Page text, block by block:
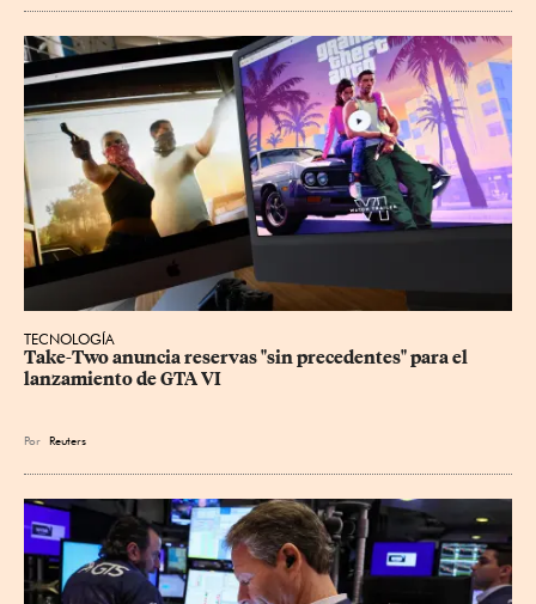
TECNOLOGÍA
Take-Two anuncia reservas "sin precedentes" para el
lanzamiento de GTA VI
Por Reuters